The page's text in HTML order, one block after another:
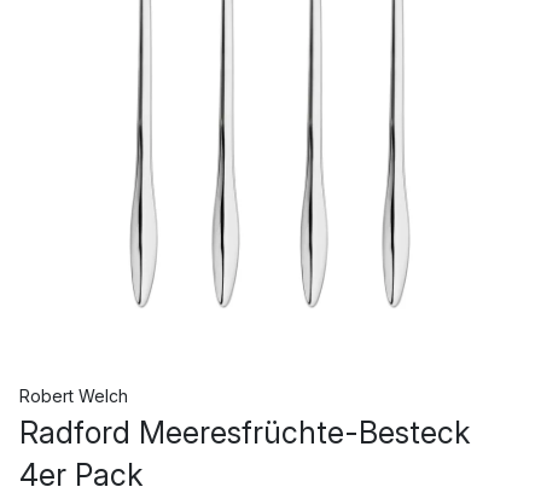
Robert Welch
Radford Meeresfrüchte-Besteck
4er Pack